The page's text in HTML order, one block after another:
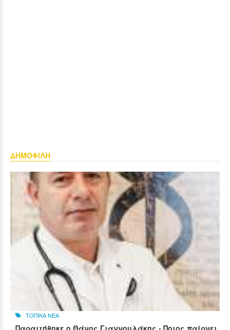
ΔΗΜΟΦΙΛΗ
ΤΟΠΙΚΑ ΝΕΑ
Παραιτήθηκε ο Θάνος Γιαννουλάκης - Ποιος παίρνει